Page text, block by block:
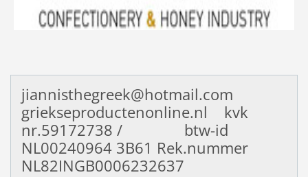
jiannisthegreek@hotmail.com
griekseproductenonline.nl kvk
nr.59172738 / btw-id
NL002409643B61 Rek.nummer
NL82INGB0006232637